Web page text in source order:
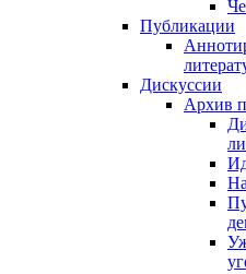
Публикации
Дискуссии
Архив